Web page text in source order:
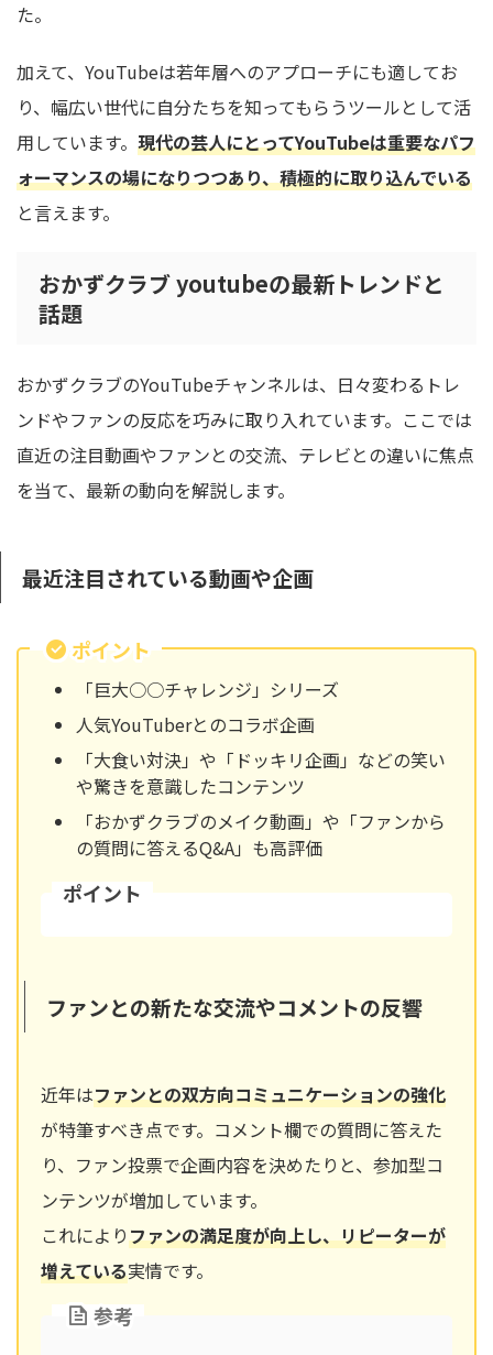
た。
加えて、YouTubeは若年層へのアプローチにも適してお
り、幅広い世代に自分たちを知ってもらうツールとして活
用しています。 現代の芸人にとってYouTubeは重要なパフ
ォーマンスの場になりつつあり、積極的に取り込んでいる
と言えます。
おかずクラブ youtubeの最新トレンドと
話題
おかずクラブのYouTubeチャンネルは、日々変わるトレ
ンドやファンの反応を巧みに取り入れています。ここでは
直近の注目動画やファンとの交流、テレビとの違いに焦点
を当て、最新の動向を解説します。
最近注目されている動画や企画
ポイント
「巨大○○チャレンジ」シリーズ
人気YouTuberとのコラボ企画
「大食い対決」や「ドッキリ企画」などの笑い
や驚きを意識したコンテンツ
「おかずクラブのメイク動画」や「ファンから
の質問に答えるQ&A」も高評価
ポイント
ファンとの新たな交流やコメントの反響
近年はファンとの双方向コミュニケーションの強化
が特筆すべき点です。コメント欄での質問に答えた
り、ファン投票で企画内容を決めたりと、参加型コ
ンテンツが増加しています。
これによりファンの満足度が向上し、リピーターが
増えている実情です。
参考